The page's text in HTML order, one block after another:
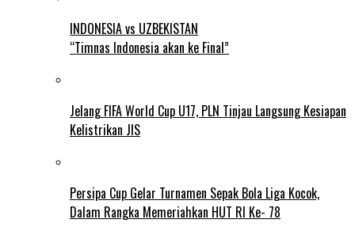
INDONESIA vs UZBEKISTAN
“Timnas Indonesia akan ke Final”
Jelang FIFA World Cup U17, PLN Tinjau Langsung Kesiapan
Kelistrikan JIS
Persipa Cup Gelar Turnamen Sepak Bola Liga Kocok,
Dalam Rangka Memeriahkan HUT RI Ke- 78